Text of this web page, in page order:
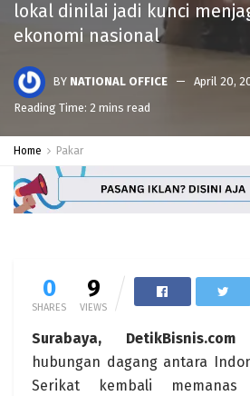
lokal dinilai jadi kunci
ekonomi nasional
BY NATIONAL OFFICE
April 20,
Reading Time: 2 mins read
Home Pakar
0
SHARES
9
VIEWS
Surabaya, DetikBisnis.com
hubungan dagang antara
Serikat kembali memanas